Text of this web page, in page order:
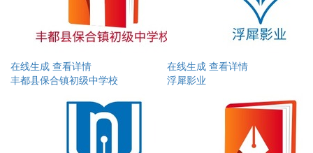
在线生成 查看详情
丰都县保合镇初级中学校
在线生成 查看详情
浮犀影业